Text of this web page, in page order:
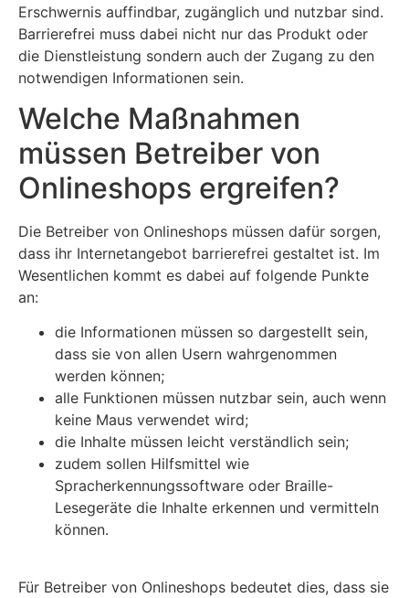
Erschwernis auffindbar, zugänglich und nutzbar sind.
Barrierefrei muss dabei nicht nur das Produkt oder
die Dienstleistung sondern auch der Zugang zu den
notwendigen Informationen sein.
Welche Maßnahmen
müssen Betreiber von
Onlineshops ergreifen?
Die Betreiber von Onlineshops müssen dafür sorgen,
dass ihr Internetangebot barrierefrei gestaltet ist. Im
Wesentlichen kommt es dabei auf folgende Punkte
an:
die Informationen müssen so dargestellt sein,
dass sie von allen Usern wahrgenommen
werden können;
alle Funktionen müssen nutzbar sein, auch wenn
keine Maus verwendet wird;
die Inhalte müssen leicht verständlich sein;
zudem sollen Hilfsmittel wie
Spracherkennungssoftware oder Braille-
Lesegeräte die Inhalte erkennen und vermitteln
können.
Für Betreiber von Onlineshops bedeutet dies, dass sie